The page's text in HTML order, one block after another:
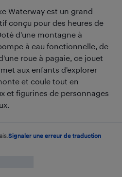
Waterway est un grand
conçu pour des heures de
d'une montagne à
à eau fonctionnelle, de
roue à pagaie, ce jouet
aux enfants d'explorer
et coule tout en
et figurines de personnages
Signaler une erreur de traduction